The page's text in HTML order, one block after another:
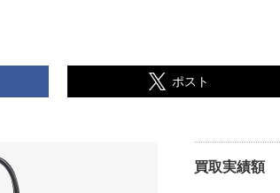
ポスト
買取実績額